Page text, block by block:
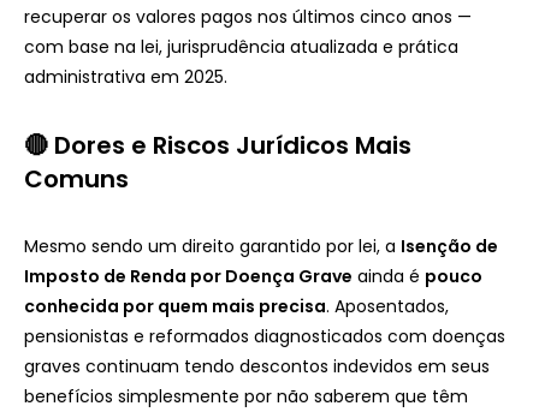
recuperar os valores pagos nos últimos cinco anos —
com base na lei, jurisprudência atualizada e prática
administrativa em 2025.
🔴 Dores e Riscos Jurídicos Mais
Comuns
Mesmo sendo um direito garantido por lei, a Isenção de
Imposto de Renda por Doença Grave ainda é pouco
conhecida por quem mais precisa. Aposentados,
pensionistas e reformados diagnosticados com doenças
graves continuam tendo descontos indevidos em seus
benefícios simplesmente por não saberem que têm